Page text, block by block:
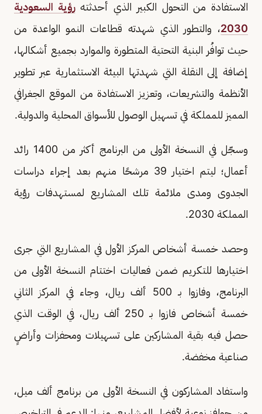
الاستفادة من التحول الكبير الذي أحدثتهرؤية السعودية
2030، والتطور الذي شهدته قطاعات النمو الواعدة من
حيث توافُر البنية التحتية المتطورة والموارد بجميع أشكالها،
إضافة إلى النقلة التي شهدتها البيئة الاستثمارية عبر تطوير
الأنظمة والتشريعات، وتعزيز الاستفادة من الموقع الجغرافي
المميز للمملكة في تسهيل الوصول للأسواق المحلية والدولية.
وسجّل في النسخة الأولى من البرنامج أكثر من 1400 رائد
أعمال؛ ليتم اختيار 39 مرشحًا منهم بعد إجراء دراسات
الجدوى ومدى ملائمة تلك المشاريع لمستهدفات رؤية
المملكة 2030.
وحصد خمسة أشخاص المركز الأول في المشاريع التي جرى
اختيارها للتكريم ضمن فعاليات اختتام النسخة الأولى من
البرنامج، وفازوا بـ 500 ألف ريال، وجاء في المركز الثاني
خمسة أشخاص فازوا بـ 250 ألف ريال، في الوقت الذي
حصل فيه بقية المشاركين على تسهيلات ومحفزات وأراضٍ
صناعية مخفضة.
واستفاد المشاركون في النسخة الأولى من برنامج ألف ميل،